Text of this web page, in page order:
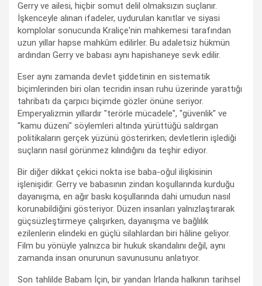
Gerry ve ailesi, hiçbir somut delil olmaksızın suçlanır.
İşkenceyle alınan ifadeler, uydurulan kanıtlar ve siyasi
komplolar sonucunda Kraliçe'nin mahkemesi tarafından
uzun yıllar hapse mahkûm edilirler. Bu adaletsiz hükmün
ardından Gerry ve babası aynı hapishaneye sevk edilir.
Eser aynı zamanda devlet şiddetinin en sistematik
biçimlerinden biri olan tecridin insan ruhu üzerinde yarattığı
tahribatı da çarpıcı biçimde gözler önüne seriyor.
Emperyalizmin yıllardır "terörle mücadele", "güvenlik" ve
"kamu düzeni" söylemleri altında yürüttüğü saldırgan
politikaların gerçek yüzünü gösterirken; devletlerin işlediği
suçların nasıl görünmez kılındığını da teşhir ediyor.
Bir diğer dikkat çekici nokta ise baba-oğul ilişkisinin
işlenişidir. Gerry ve babasının zindan koşullarında kurduğu
dayanışma, en ağır baskı koşullarında dahi umudun nasıl
korunabildiğini gösteriyor. Düzen insanları yalnızlaştırarak
güçsüzleştirmeye çalışırken, dayanışma ve bağlılık
ezilenlerin elindeki en güçlü silahlardan biri hâline geliyor.
Film bu yönüyle yalnızca bir hukuk skandalını değil, aynı
zamanda insan onurunun savunusunu anlatıyor.
Son tahlilde Babam İçin, bir yandan İrlanda halkının tarihsel